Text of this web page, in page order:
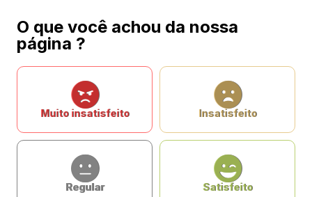
O que você achou da nossa
página ?
Muito insatisfeito Insatisfeito
Regular Satisfeito